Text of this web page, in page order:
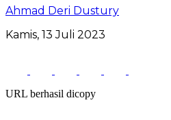
Ahmad Deri Dustury
Kamis, 13 Juli 2023
URL berhasil dicopy